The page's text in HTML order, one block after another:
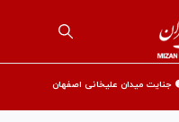
جنایت میدان علیخانی اصفهان